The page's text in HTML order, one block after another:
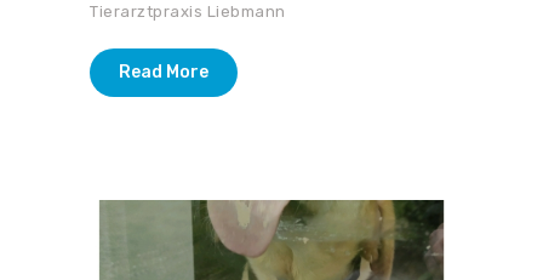
Tierarztpraxis Liebmann
Read More